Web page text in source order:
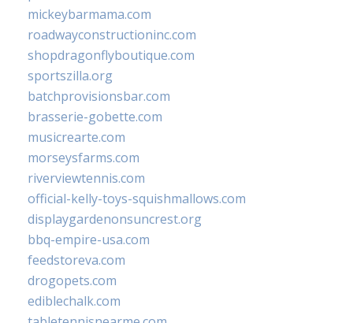
mickeybarmama.com
roadwayconstructioninc.com
shopdragonflyboutique.com
sportszilla.org
batchprovisionsbar.com
brasserie-gobette.com
musicrearte.com
morseysfarms.com
riverviewtennis.com
official-kelly-toys-squishmallows.com
displaygardenonsuncrest.org
bbq-empire-usa.com
feedstoreva.com
drogopets.com
ediblechalk.com